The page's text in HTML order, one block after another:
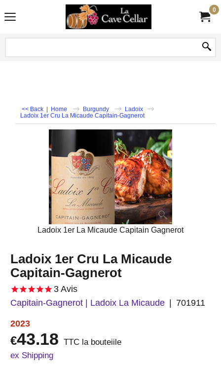
0
<< Back | Home Burgundy
Ladoix
Ladoix 1er Cru La Micaude Capitain-Gagnerot
Ladoix 1er La Micaude Capitain Gagnerot
Ladoix 1er Cru La Micaude
Capitain-Gagnerot
3Avis
Capitain-Gagnerot | Ladoix La Micaude
701911
2023
€43.18 TTC la bouteiile
ex Shipping